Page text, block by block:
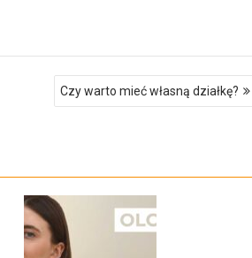
Czy warto mieć własną działkę?